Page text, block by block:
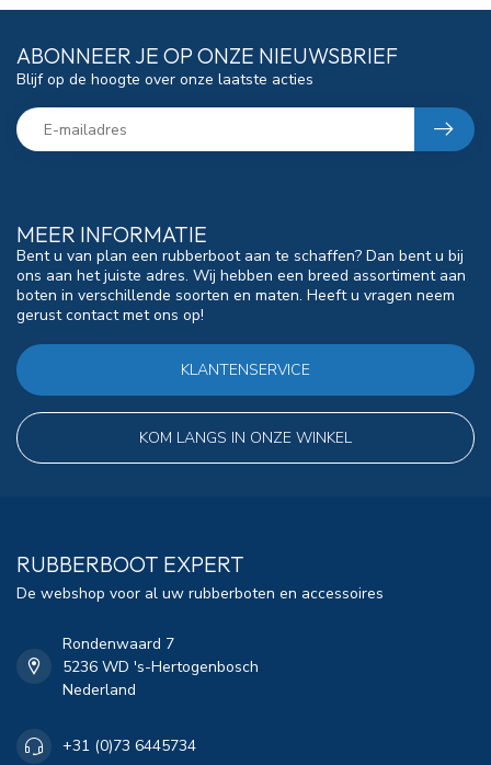
MEER INFORMATIE
Bent u van plan een rubberboot aan te schaffen? Dan bent u bij
ons aan het juiste adres. Wij hebben een breed assortiment aan
boten in verschillende soorten en maten. Heeft u vragen neem
gerust contact met ons op!
KLANTENSERVICE
KOM LANGS IN ONZE WINKEL
ABONNEER JE OP ONZE NIEUWSBRIEF
Blijf op de hoogte over onze laatste acties
RUBBERBOOT EXPERT
De webshop voor al uw rubberboten en accessoires
Rondenwaard 7
5236 WD 's-Hertogenbosch
Nederland
+31 (0)73 6445734